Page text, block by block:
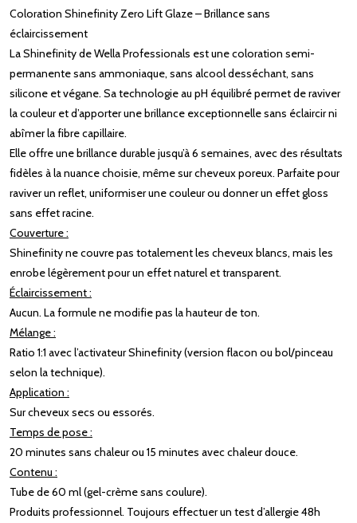
Coloration Shinefinity Zero Lift Glaze – Brillance sans
éclaircissement
La Shinefinity de Wella Professionals est une coloration semi-
permanente sans ammoniaque, sans alcool desséchant, sans
silicone et végane. Sa technologie au pH équilibré permet de raviver
la couleur et d’apporter une brillance exceptionnelle sans éclaircir ni
abîmer la fibre capillaire.
Elle offre une brillance durable jusqu’à 6 semaines, avec des résultats
fidèles à la nuance choisie, même sur cheveux poreux. Parfaite pour
raviver un reflet, uniformiser une couleur ou donner un effet gloss
sans effet racine.
Couverture :
Shinefinity ne couvre pas totalement les cheveux blancs, mais les
enrobe légèrement pour un effet naturel et transparent.
Éclaircissement :
Aucun. La formule ne modifie pas la hauteur de ton.
Mélange :
Ratio 1:1 avec l’activateur Shinefinity (version flacon ou bol/pinceau
selon la technique).
Application :
Sur cheveux secs ou essorés.
Temps de pose :
20 minutes sans chaleur ou 15 minutes avec chaleur douce.
Contenu :
Tube de 60 ml (gel-crème sans coulure).
Produits professionnel. Toujours effectuer un test d’allergie 48h